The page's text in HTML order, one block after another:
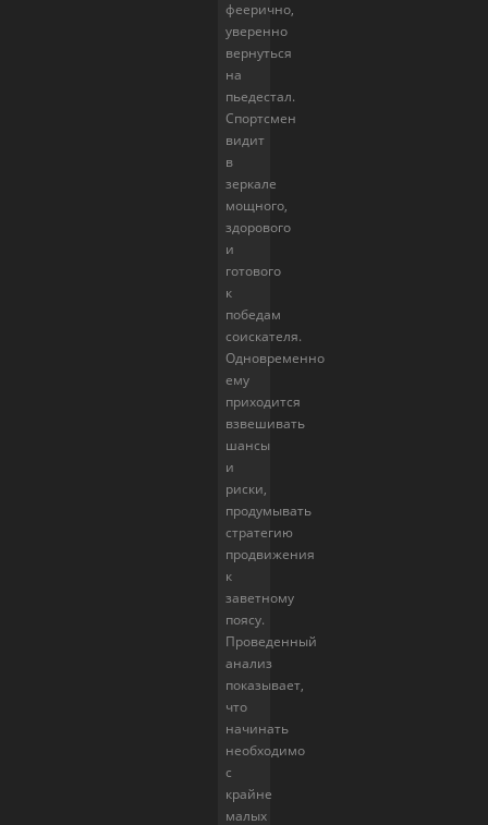
феерично,
уверенно
вернуться
на
пьедестал.
Спортсмен
видит
в
зеркале
мощного,
здорового
и
готового
к
победам
соискателя.
Одновременно
ему
приходится
взвешивать
шансы
и
риски,
продумывать
стратегию
продвижения
к
заветному
поясу.
Проведенный
анализ
показывает,
что
начинать
необходимо
с
крайне
малых